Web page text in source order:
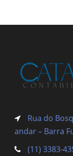
Rua do
andar – Barra
(11) 3383-